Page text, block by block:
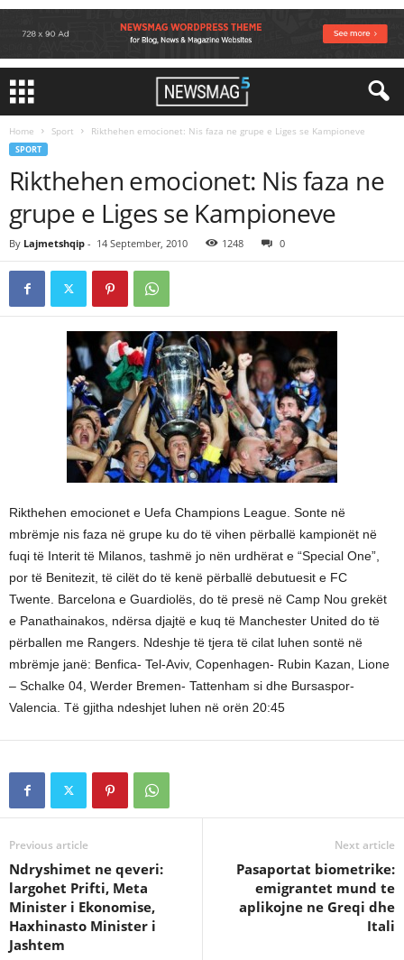
Home Sport Rikthehen emocionet: Nis faza ne grupe e Liges se Kampioneve
SPORT
Rikthehen emocionet: Nis faza ne
grupe e Liges se Kampioneve
By Lajmetshqip - 14 September, 2010 1248 0
Rikthehen emocionet e Uefa Champions League. Sonte në
mbrëmje nis faza në grupe ku do të vihen përballë kampionët në
fuqi të Interit të Milanos, tashmë jo nën urdhërat e “Special One”,
por të Benitezit, të cilët do të kenë përballë debutuesit e FC
Twente. Barcelona e Guardiolës, do të presë në Camp Nou grekët
e Panathainakos, ndërsa djajtë e kuq të Manchester United do të
përballen me Rangers. Ndeshje të tjera të cilat luhen sontë në
mbrëmje janë: Benfica- Tel-Aviv, Copenhagen- Rubin Kazan, Lione
– Schalke 04, Werder Bremen- Tattenham si dhe Bursaspor-
Valencia. Të gjitha ndeshjet luhen në orën 20:45
Previous article
Ndryshimet ne qeveri:
largohet Prifti, Meta
Minister i Ekonomise,
Haxhinasto Minister i
Jashtem
Next article
Pasaportat biometrike:
emigrantet mund te
aplikojne ne Greqi dhe
Itali